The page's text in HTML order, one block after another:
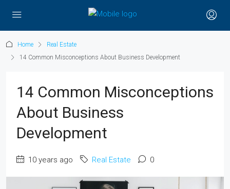
Home
Real Estate
14 Common Misconceptions About Business Development
14 Common Misconceptions
About Business
Development
10 years ago Real Estate 0